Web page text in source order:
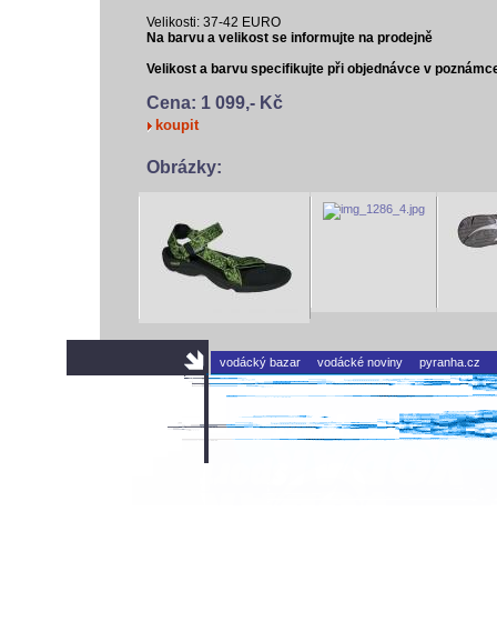
Velikosti: 37-42 EURO
Na barvu a velikost se informujte na prodejně
Velikost a barvu specifikujte při objednávce v
Cena: 1 099,- Kč
koupit
Obrázky:
vodácký bazar vodácké noviny pyranha.cz